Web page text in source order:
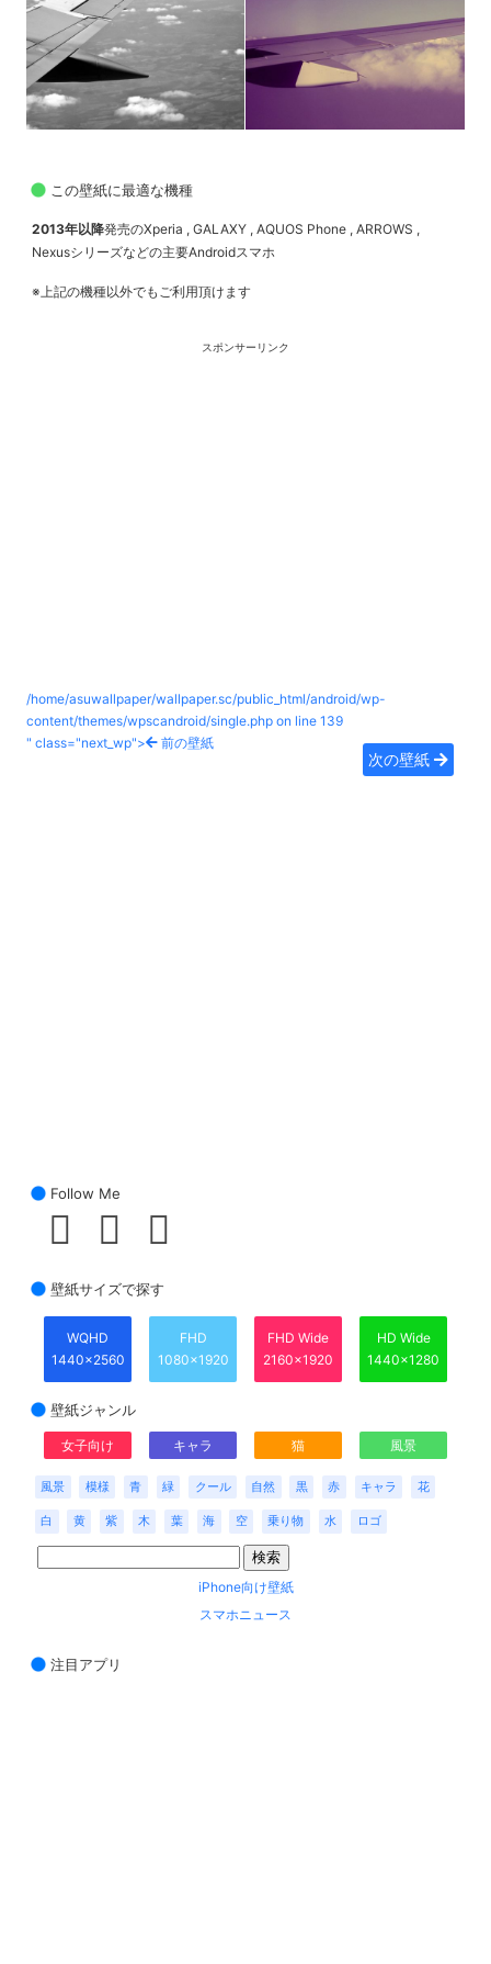
この壁紙に最適な機種
2013年以降発売のXperia , GALAXY , AQUOS Phone , ARROWS ,
Nexusシリーズなどの主要Androidスマホ
※上記の機種以外でもご利用頂けます
スポンサーリンク
/home/asuwallpaper/wallpaper.sc/public_html/android/wp-
content/themes/wpscandroid/single.php on line 139
" class="next_wp">
前の壁紙
次の壁紙
Follow Me
壁紙サイズで探す
WQHD
1440x2560
FHD
1080x1920
FHD Wide
2160x1920
HD Wide
1440x1280
壁紙ジャンル
女子向け キャラ 猫 風景
風景 模様 青 緑 クール 自然 黒 赤 キャラ 花
白 黄 紫 木 葉 海 空 乗り物 水 ロゴ
iPhone向け壁紙
スマホニュース
注目アプリ